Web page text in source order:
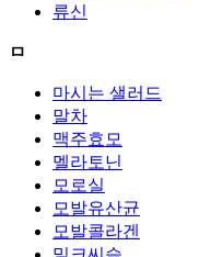
류신
ㅁ
마시는 샐러드
말차
맥주효모
멜라토닌
모로실
모발유산균
모발콜라겐